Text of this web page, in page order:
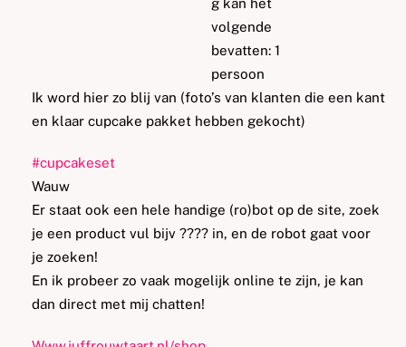
Ik word hier zo blij van (foto’s van klanten die een kant
en klaar cupcake pakket hebben gekocht)
#cupcakeset
Wauw
Er staat ook een hele handige (ro)bot op de site, zoek
je een product vul bijv ???? in, en de robot gaat voor
je zoeken!
En ik probeer zo vaak mogelijk online te zijn, je kan
dan direct met mij chatten!